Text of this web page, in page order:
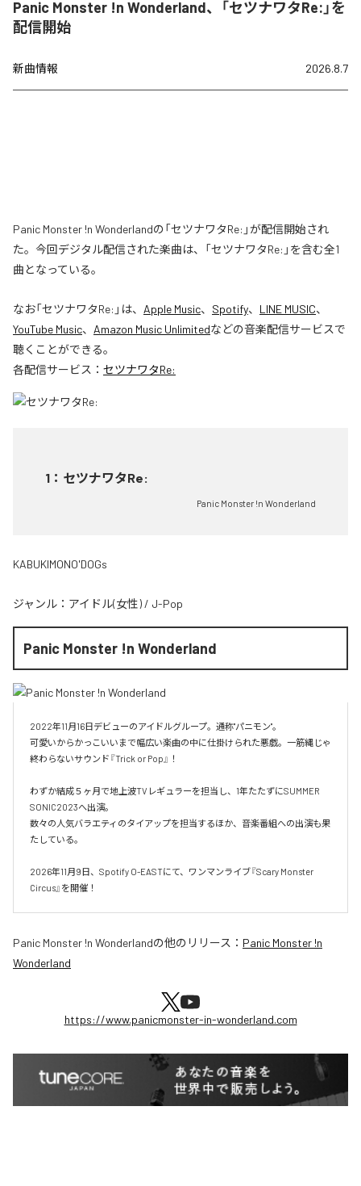
Panic Monster !n Wonderland、「セツナワタRe:」を
配信開始
新曲情報 2026.8.7
Panic Monster !n Wonderlandの「セツナワタRe:」が配信開始され
た。今回デジタル配信された楽曲は、「セツナワタRe:」を含む全1
曲となっている。
なお「セツナワタRe: 」は、 Apple Music、 Spotify、 LINE MUSIC、
YouTube Music、 Amazon Music Unlimitedなどの音楽配信サービスで
聴くことができる。
各配信サービス： セツナワタRe:
1 ： セツナワタRe:
Panic Monster !n Wonderland
KABUKIMONO'DOGs
ジャンル： アイドル(女性) / J-Pop
Panic Monster !n Wonderland
2022年11月16日デビューのアイドルグループ。通称"パニモン"。
可愛いからかっこいいまで幅広い楽曲の中に仕掛けられた悪戯。一筋縄じゃ
終わらないサウンド『Trick or Pop』！
わずか結成５ヶ月で地上波TVレギュラーを担当し、1年たたずにSUMMER
SONIC2023へ出演。
数々の人気バラエティのタイアップを担当するほか、音楽番組への出演も果
たしている。
2026年11月9日、Spotify O-EASTにて、ワンマンライブ『Scary Monster
Circus』を開催！
Panic Monster !n Wonderlandの他のリリース： Panic Monster !n
Wonderland
https://www.panicmonster-in-wonderland.com